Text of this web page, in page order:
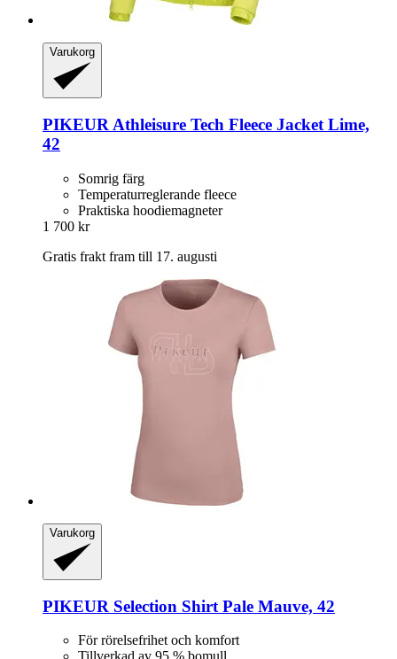
Varukorg
PIKEUR Athleisure Tech Fleece Jacket Lime,
42
Somrig färg
Temperaturreglerande fleece
Praktiska hoodiemagneter
1 700 kr
Gratis frakt fram till 17. augusti
Varukorg
PIKEUR Selection Shirt Pale Mauve, 42
För rörelsefrihet och komfort